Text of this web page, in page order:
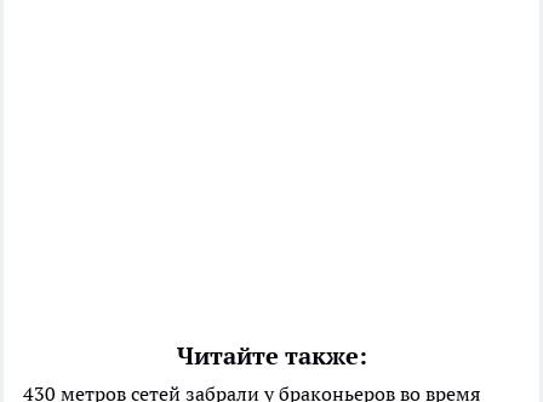
Читайте также:
430 метров сетей забрали у браконьеров во время